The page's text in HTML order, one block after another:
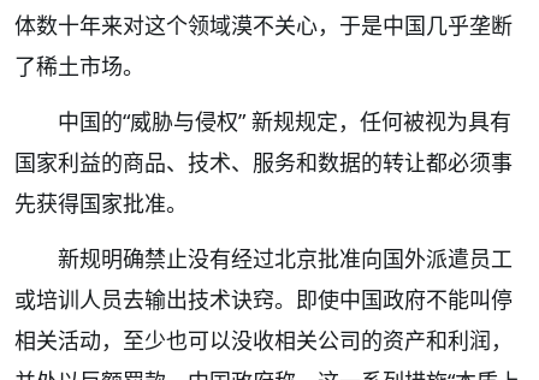
体数十年来对这个领域漠不关心，于是中国几乎垄断
了稀土市场。
中国的“威胁与侵权” 新规规定，任何被视为具有
国家利益的商品、技术、服务和数据的转让都必须事
先获得国家批准。
新规明确禁止没有经过北京批准向国外派遣员工
或培训人员去输出技术诀窍。即使中国政府不能叫停
相关活动，至少也可以没收相关公司的资产和利润，